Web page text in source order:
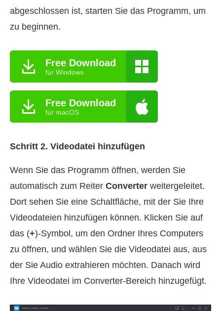
abgeschlossen ist, starten Sie das Programm, um
zu beginnen.
Free Download
für Windows
Free Download
für macOS
Schritt 2. Videodatei hinzufügen
Wenn Sie das Programm öffnen, werden Sie
automatisch zum Reiter Converter weitergeleitet.
Dort sehen Sie eine Schaltfläche, mit der Sie Ihre
Videodateien hinzufügen können. Klicken Sie auf
das (+)‑Symbol, um den Ordner Ihres Computers
zu öffnen, und wählen Sie die Videodatei aus, aus
der Sie Audio extrahieren möchten. Danach wird
Ihre Videodatei im Converter‑Bereich hinzugefügt.